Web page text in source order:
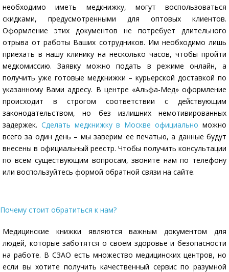
необходимо иметь медкнижку, могут воспользоваться
скидками, предусмотренными для оптовых клиентов.
Оформление этих документов не потребует длительного
отрыва от работы Ваших сотрудников. Им необходимо лишь
приехать в нашу клинику на несколько часов, чтобы пройти
медкомиссию. Заявку можно подать в режиме онлайн, а
получить уже готовые медкнижки – курьерской доставкой по
указанному Вами адресу. В центре «Альфа-Мед» оформление
происходит в строгом соответствии с действующим
законодательством, но без излишних немотивированных
задержек. Сделать медкнижку в Москве официально можно
всего за один день – мы заверим ее печатью, а данные будут
внесены в официальный реестр. Чтобы получить консультации
по всем существующим вопросам, звоните нам по телефону
или воспользуйтесь формой обратной связи на сайте.
Почему стоит обратиться к нам?
Медицинские книжки являются важным документом для
людей, которые заботятся о своем здоровье и безопасности
на работе. В СЗАО есть множество медицинских центров, но
если вы хотите получить качественный сервис по разумной